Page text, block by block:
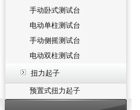
手动卧式测试台
电动单柱测试台
手动侧摇测试台
电动双柱测试台
扭力起子
预置式扭力起子